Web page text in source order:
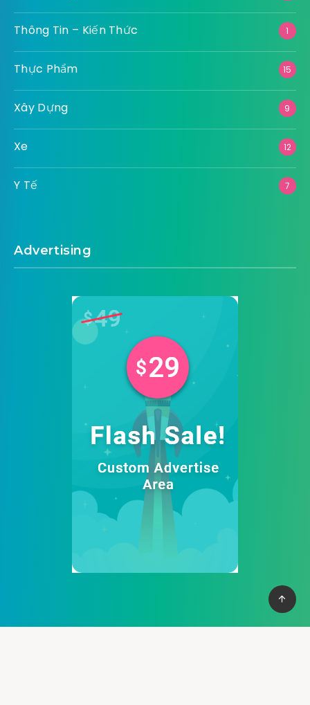
Thông Tin – Kiến Thức 1
Thực Phẩm 15
Xây Dựng 9
Xe 12
Y Tế 7
Advertising